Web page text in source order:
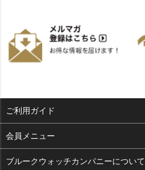
ご利用ガイド
よくある質問
支払い・送料
会員メニュー
ログイン
ブルークウォッチカンパニーについて